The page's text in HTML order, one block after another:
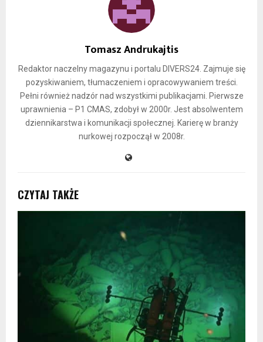
Tomasz Andrukajtis
Redaktor naczelny magazynu i portalu DIVERS24. Zajmuje się
pozyskiwaniem, tłumaczeniem i opracowywaniem treści.
Pełni również nadzór nad wszystkimi publikacjami. Pierwsze
uprawnienia – P1 CMAS, zdobył w 2000r. Jest absolwentem
dziennikarstwa i komunikacji społecznej. Karierę w branży
nurkowej rozpoczął w 2008r.
CZYTAJ TAKŻE